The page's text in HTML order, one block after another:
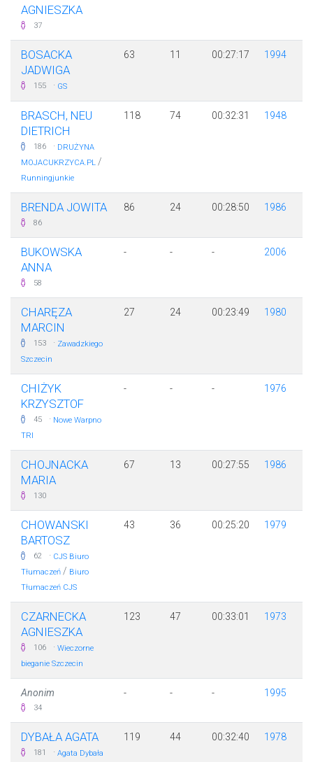
AGNIESZKA
37
BOSACKA
JADWIGA
155 · GS
63 11 00:27:17 1994
BRASCH, NEU
DIETRICH
186 · DRUŻYNA
MOJACUKRZYCA.PL /
Runningjunkie
118 74 00:32:31 1948
BRENDA JOWITA
86
86 24 00:28:50 1986
BUKOWSKA
ANNA
58
- - - 2006
CHARĘZA
MARCIN
153 · Zawadzkiego
Szczecin
27 24 00:23:49 1980
CHIŻYK
KRZYSZTOF
45 · Nowe Warpno
TRI
- - - 1976
CHOJNACKA
MARIA
130
67 13 00:27:55 1986
CHOWANSKI
BARTOSZ
62 · CJS Biuro
Tłumaczeń / Biuro
Tłumaczeń CJS
43 36 00:25:20 1979
CZARNECKA
AGNIESZKA
106 · Wieczorne
bieganie Szczecin
123 47 00:33:01 1973
Anonim
34
- - - 1995
DYBAŁA AGATA
181 · Agata Dybała
119 44 00:32:40 1978